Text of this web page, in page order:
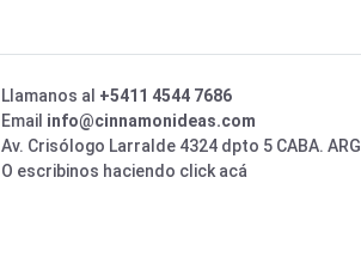
Llamanos al +5411 4544 7686
Email info@cinnamonideas.com
Av. Crisólogo Larralde 4324 dpto 5 CABA. ARG
O escribinos haciendo click acá